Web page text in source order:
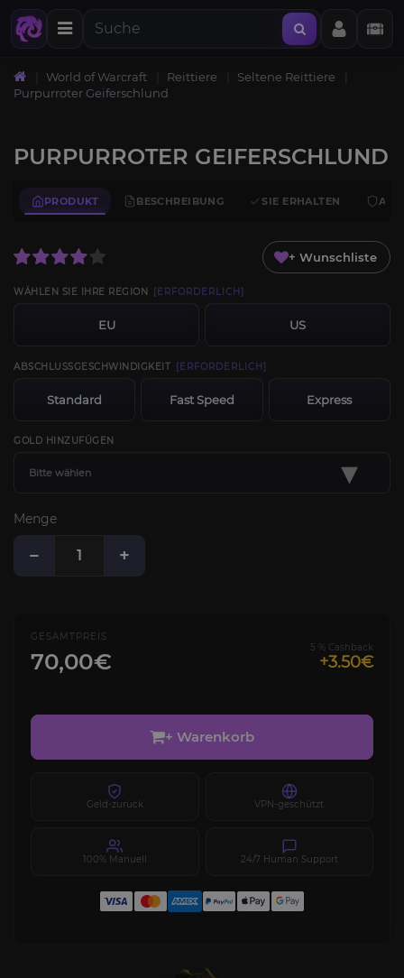
World of Warcraft Reittiere
Seltene Reittiere
Purpurroter Geiferschlund
PURPURROTER GEIFERSCHLUND
PRODUKT BESCHREIBUNG SIE ERHALTEN
+ Wunschliste
WÄHLEN SIE IHRE REGION [ERFORDERLICH]
EU US
ABSCHLUSSGESCHWINDIGKEIT [ERFORDERLICH]
Standard Fast Speed Express
GOLD HINZUFÜGEN
Bitte wählen ▾
Menge
− +
GESAMTPREIS
70,00€
5 % Cashback
+3.50€
+ Warenkorb
Geld-zurück VPN-geschützt
100% Manuell 24/7 Human Support